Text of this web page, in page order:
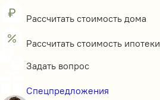
Рассчитать стоимость дома
Рассчитать стоимость ипотеки
Задать вопрос
Спецпредложения